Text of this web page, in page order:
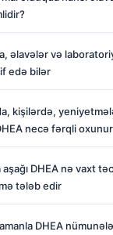
əlavələr və
edə bilər
kişilərdə,
necə fərqli oxunur
aşağı DHEA nə vaxt
tələb edir
DHEA